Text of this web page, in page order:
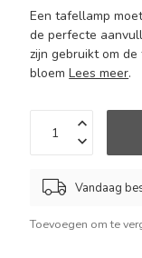
Een tafellamp
de perfecte
zijn gebruikt om
bloemLees meer.
Vandaag
Toevoegen om te